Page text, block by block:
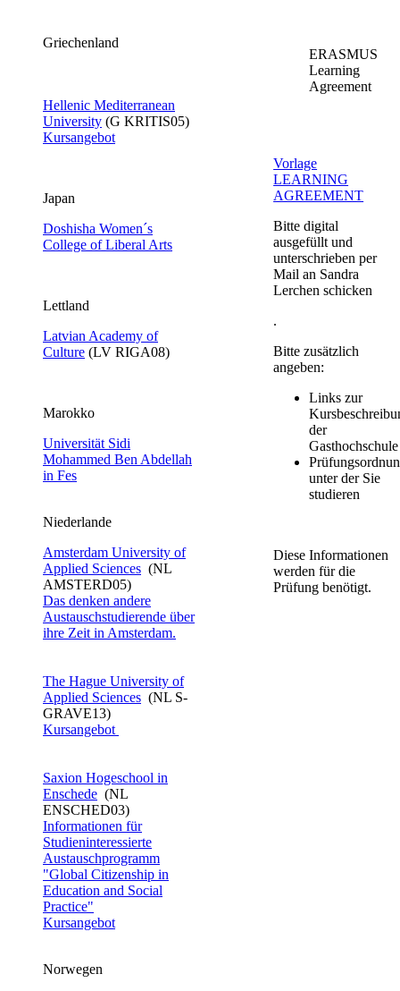
Griechenland
Hellenic Mediterranean
University​ ​(G KRITIS05​)
Kursangebot​
Japan
Doshisha Women´s
College of Liberal Arts
​Lettland
Latvian Academy of
Culture​ (LV RIGA08​)​
​​​​​​​​Marokko ​​​​
Universität Sidi
Mohammed Ben Abdellah
in Fes​
Niederlande​​​​
Amst​erdam University​ of
Applied Sciences (NL
AMSTERD05)
Das denken andere
Austauschstudierende über
ihre Zeit in Amsterdam.
The Hague University of
Applied Sciences (NL S-
GRAVE13)
Kursangebot​
Saxion Hogeschool in
Enschede (NL
ENSCHED03)
Informationen für
Studieninteressierte
Austauschprogramm
"Global Citizenship in
Education and Social
Practice"
Kursangebot
Norwegen
ERASMUS
Learning
Agreement
Vorlage
LEARNING
AGREEMENT​
Bitte digital
ausgefüllt und
unterschrieben per
Mail an Sandra
Lerchen schicken
.
Bitte zusätzlich
angeben:
Links zur
der
unter der Sie
studieren
Diese Informationen
werden für die
Prüfung benötigt.